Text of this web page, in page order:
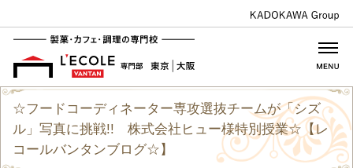
☆フードコーディネーター専攻選抜チームが「シズ
ル」写真に挑戦!! 株式会社ヒュー様特別授業☆【レ
コールバンタンブログ☆】